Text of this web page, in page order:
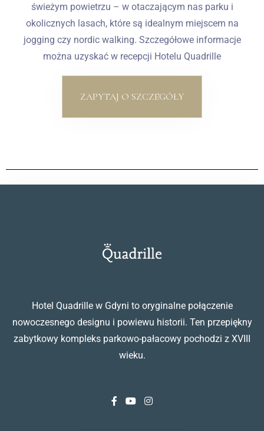
świeżym powietrzu – w otaczającym nas parku i
okolicznych lasach, które są idealnym miejscem na
jogging czy nordic walking. Szczegółowe informacje
można uzyskać w recepcji Hotelu Quadrille
ZAPYTAJ O SZCZEGÓŁY
Hotel Quadrille w Gdyni to oryginalne połączenie
nowoczesnego designu i powiewu historii. Ten przepiękny
zabytkowy kompleks parkowo-pałacowy pochodzi z XVIII
wieku.